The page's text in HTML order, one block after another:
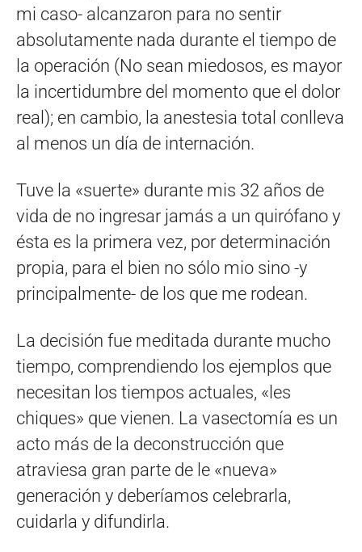
mi caso- alcanzaron para no sentir
absolutamente nada durante el tiempo de
la operación (No sean miedosos, es mayor
la incertidumbre del momento que el dolor
real); en cambio, la anestesia total conlleva
al menos un día de internación.
Tuve la «suerte» durante mis 32 años de
vida de no ingresar jamás a un quirófano y
ésta es la primera vez, por determinación
propia, para el bien no sólo mio sino -y
principalmente- de los que me rodean.
La decisión fue meditada durante mucho
tiempo, comprendiendo los ejemplos que
necesitan los tiempos actuales, «les
chiques» que vienen. La vasectomía es un
acto más de la deconstrucción que
atraviesa gran parte de le «nueva»
generación y deberíamos celebrarla,
cuidarla y difundirla.